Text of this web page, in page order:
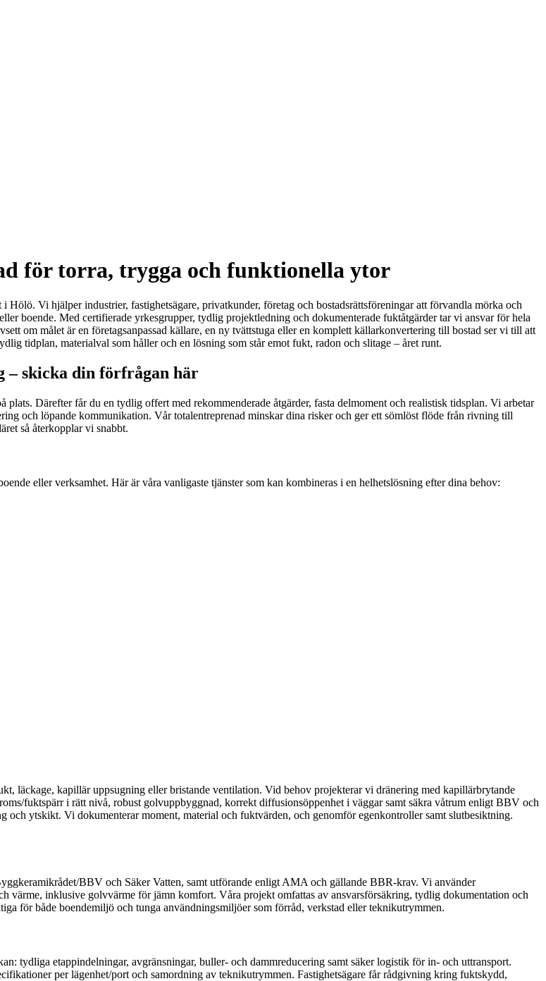
för torra, trygga och funktionella ytor
Vi hjälper industrier, fastighetsägare, privatkunder, företag och bostadsrättsföreningar att förvandla mörka och
boende. Med certifierade yrkesgrupper, tydlig projektledning och dokumenterade fuktåtgärder tar vi ansvar för hela
om målet är en företagsanpassad källare, en ny tvättstuga eller en komplett källarkonvertering till bostad ser vi till att
tidplan, materialval som håller och en lösning som står emot fukt, radon och slitage – året runt.
– skicka din förfrågan här
Därefter får du en tydlig offert med rekommenderade åtgärder, fasta delmoment och realistisk tidsplan. Vi arbetar
och löpande kommunikation. Vår totalentreprenad minskar dina risker och ger ett sömlöst flöde från rivning till
så återkopplar vi snabbt.
eller verksamhet. Här är våra vanligaste tjänster som kan kombineras i en helhetslösning efter dina behov:
läckage, kapillär uppsugning eller bristande ventilation. Vid behov projekterar vi dränering med kapillärbrytande
fuktspärr i rätt nivå, robust golvuppbyggnad, korrekt diffusionsöppenhet i väggar samt säkra våtrum enligt BBV och
ytskikt. Vi dokumenterar moment, material och fuktvärden, och genomför egenkontroller samt slutbesiktning.
BBV och Säker Vatten, samt utförande enligt AMA och gällande BBR-krav. Vi använder
värme, inklusive golvvärme för jämn komfort. Våra projekt omfattas av ansvarsförsäkring, tydlig dokumentation och
för både boendemiljö och tunga användningsmiljöer som förråd, verkstad eller teknikutrymmen.
tydliga etappindelningar, avgränsningar, buller- och dammreducering samt säker logistik för in- och uttransport.
per lägenhet/port och samordning av teknikutrymmen. Fastighetsägare får rådgivning kring fuktskydd,